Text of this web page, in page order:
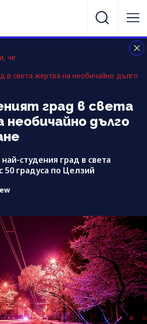
че
в света жертва на необичайно дълго
град в света
дълго
студения град в света
50 градуса по Целзий